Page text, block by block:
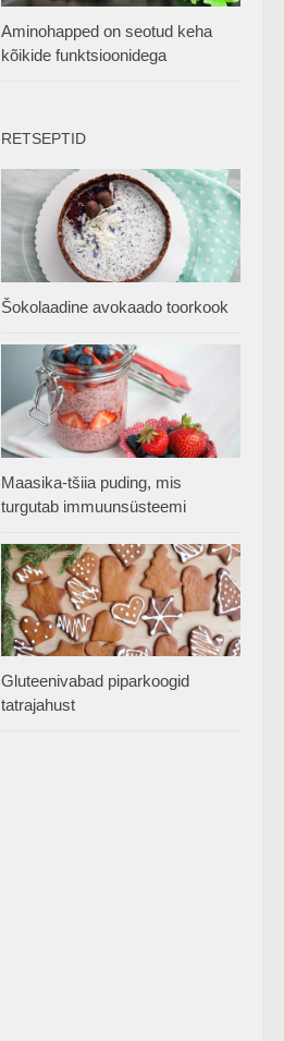
Aminohapped on seotud keha
kõikide funktsioonidega
RETSEPTID
Šokolaadine avokaado toorkook
Maasika-tšiia puding, mis
turgutab immuunsüsteemi
Gluteenivabad piparkoogid
tatrajahust